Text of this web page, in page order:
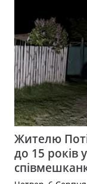
Жителю
до 15 років